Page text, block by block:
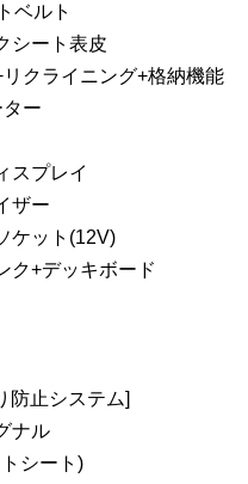
ベルト
シート表皮
クライニング+格納機能
ー
スプレイ
ザー
ケット(12V)
ク+デッキボード
防止システム]
ナル
シート)